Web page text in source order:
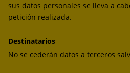
sus datos personales se lleva a
petición realizada.
Destinatarios
No se cederán datos a terceros